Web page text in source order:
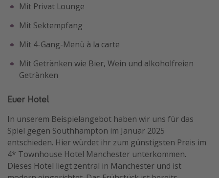
Mit Privat Lounge
Mit Sektempfang
Mit 4-Gang-Menü à la carte
Mit Getränken wie Bier, Wein und alkoholfreien
Getränken
Euer Hotel
In unserem Beispielangebot haben wir uns für das
Spiel gegen Southhampton im Januar 2025
entschieden. Hier würdet ihr zum günstigsten Preis im
4* Townhouse Hotel Manchester unterkommen.
Dieses Hotel liegt zentral in Manchester und ist